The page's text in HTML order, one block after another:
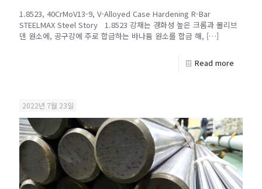
1.8523, 40CrMoV13-9, V-Alloyed Case Hardening R-Bar
STEELMAX Steel Story 1.8523 강재는 경화성 높은 크롬과 몰리브
덴 원소에, 공구강에 주로 합금하는 바나듐 원소를 합금 해, […]
Read more
2022년 7월 23일